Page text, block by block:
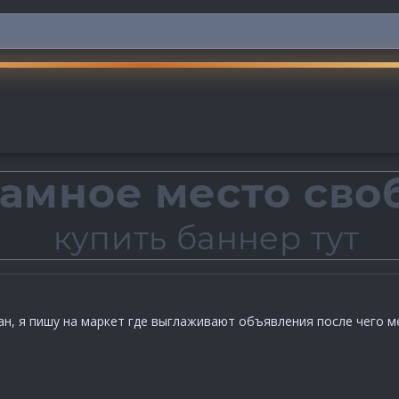
я пишу на маркет где выглаживают объявления после чего